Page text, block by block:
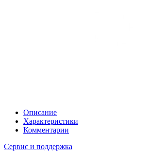
Описание
Характеристики
Комментарии
Сервис и поддержка